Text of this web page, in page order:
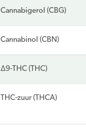
Cannabigerol (CBG)
Cannabinol (CBN)
Δ9-THC (THC)
THC-zuur (THCA)